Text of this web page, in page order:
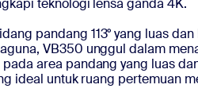
teknologi lensa ganda 4K.
pandang 113° yang luas
VB350 unggul dalam
area pandang yang luas
ideal untuk ruang pertemuan